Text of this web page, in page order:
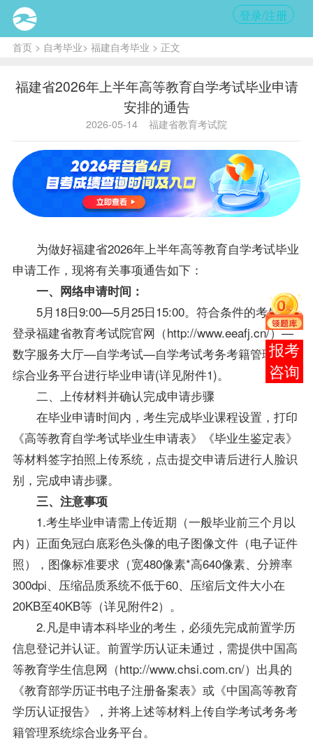
登录/注册
首页> 自考毕业> 福建自考毕业 > 正文
福建省2026年上半年高等教育自学考试毕业申请
安排的通告
2026-05-14 福建省教育考试院
为做好福建省2026年上半年高等教育自学考试毕业
申请工作，现将有关事项通告如下：
一、网络申请时间：
5月18日9:00—5月25日15:00。符合条件的考生可
登录福建省教育考试院官网（http://www.eeafj.cn/）—
数字服务大厅—自学考试—自学考试考务考籍管理系统
综合业务平台进行毕业申请(详见附件1)。
二、上传材料并确认完成申请步骤
在毕业申请时间内，考生完成毕业课程设置，打印
《高等教育自学考试毕业生申请表》《毕业生鉴定表》
等材料签字拍照上传系统，点击提交申请后进行人脸识
别，完成申请步骤。
三、注意事项
1.考生毕业申请需上传近期（一般毕业前三个月以
内）正面免冠白底彩色头像的电子图像文件（电子证件
照），图像标准要求（宽480像素*高640像素、分辨率
300dpi、压缩品质系统不低于60、压缩后文件大小在
20KB至40KB等（详见附件2）。
2.凡是申请本科毕业的考生，必须先完成前置学历
信息登记并认证。前置学历认证未通过，需提供中国高
等教育学生信息网（http://www.chsi.com.cn/）出具的
《教育部学历证书电子注册备案表》或《中国高等教育
学历认证报告》，并将上述等材料上传自学考试考务考
籍管理系统综合业务平台。
报考
咨询